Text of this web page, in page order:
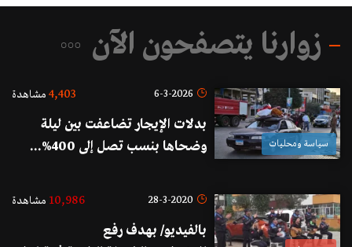
زوارنا يتصفحون الآن
سياسة ومحليات
6-3-2026
4,403 مشاهدة
بدلات الإيجار تضاعفت بين ليلة
وضحاها بنسب تصل إلى 400%...
مفروشة بات لا يقلّ عن ألف دولار
28-3-2020
10,986 مشاهدة
بالفيديو/ بهدف رفع